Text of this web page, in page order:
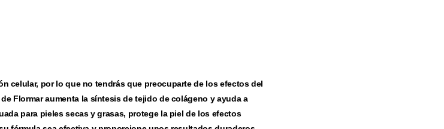
celular, por lo que no tendrás que preocuparte de los efectos del
Flormar aumenta la síntesis de tejido de colágeno y ayuda a
para pieles secas y grasas, protege la piel de los efectos